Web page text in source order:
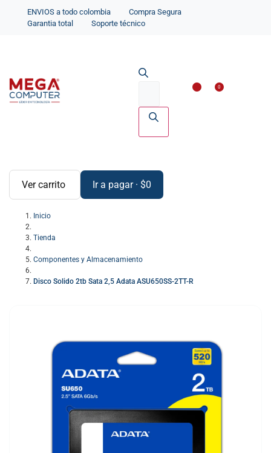
ENVIOS a todo colombia
Compra Segura
Garantia total
Soporte técnico
0
Ver carrito Ir a pagar · $0
Inicio
Tienda
Componentes y Almacenamiento
Disco Solido 2tb Sata 2,5 Adata ASU650SS-2TT-R